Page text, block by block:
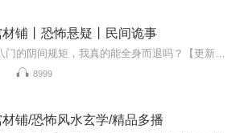
材铺丨恐怖悬疑丨民间诡事
8999
铺/恐怖风水玄学/精品多播